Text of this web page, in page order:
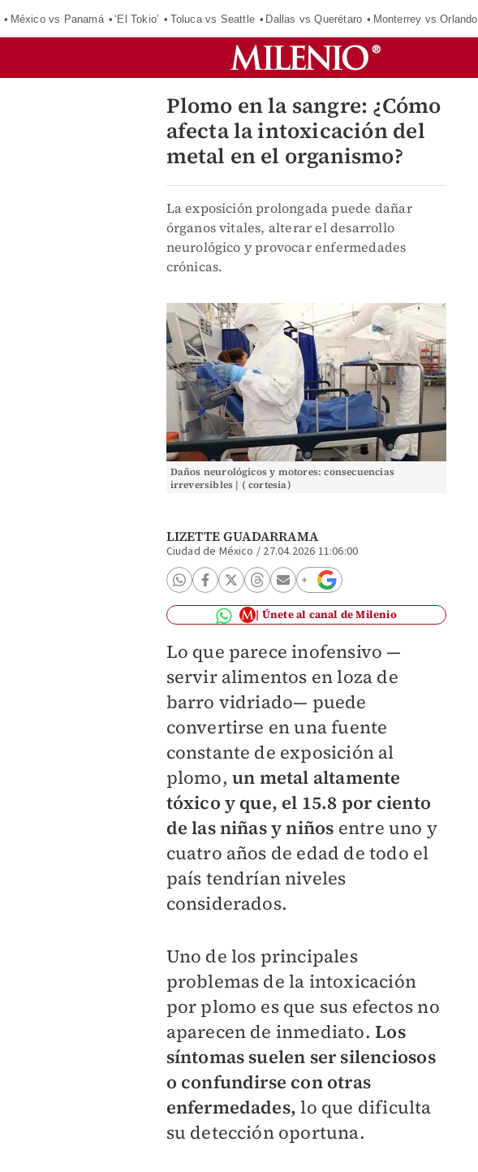
México vs Panamá ‘El Tokio’ Toluca vs Seattle Dallas vs Querétaro Monterrey vs Orlando
Plomo en la sangre: ¿Cómo
afecta la intoxicación del
metal en el organismo?
La exposición prolongada puede dañar
órganos vitales, alterar el desarrollo
neurológico y provocar enfermedades
crónicas.
Daños neurológicos y motores: consecuencias
irreversibles | ( cortesia)
LIZETTE GUADARRAMA
Ciudad de México / 27.04.2026 11:06:00
Únete al canal de Milenio
Lo que parece inofensivo —
servir alimentos en loza de
barro vidriado— puede
convertirse en una fuente
constante de exposición al
plomo, un metal altamente
tóxico y que, el 15.8 por ciento
de las niñas y niños entre uno y
cuatro años de edad de todo el
país tendrían niveles
considerados.
Uno de los principales
problemas de la intoxicación
por plomo es que sus efectos no
aparecen de inmediato.Los
síntomas suelen ser silenciosos
o confundirse con otras
enfermedades, lo que dificulta
su detección oportuna.